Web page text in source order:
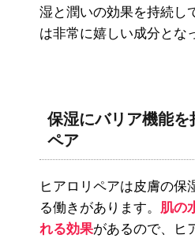
湿と潤いの効果を持続し
は非常に嬉しい成分とな
保湿にバリア機能を
ペア
ヒアロリペアは皮膚の保
る働きがあります。 肌の
れる効果があるので、ヒ